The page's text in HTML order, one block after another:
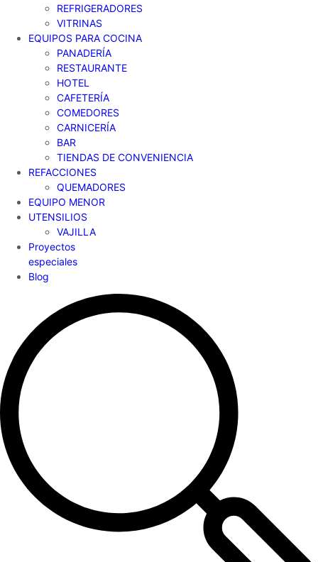
REFRIGERADORES
VITRINAS
EQUIPOS PARA COCINA
PANADERÍA
RESTAURANTE
HOTEL
CAFETERÍA
COMEDORES
CARNICERÍA
BAR
TIENDAS DE CONVENIENCIA
REFACCIONES
QUEMADORES
EQUIPO MENOR
UTENSILIOS
VAJILLA
Proyectos
especiales
Blog